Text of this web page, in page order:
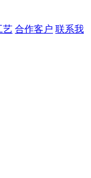
艺 合作客户 联系我